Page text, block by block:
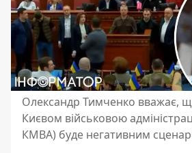
Олександр Тимченко вважає,
Києвом військовою
КМВА) буде негативним